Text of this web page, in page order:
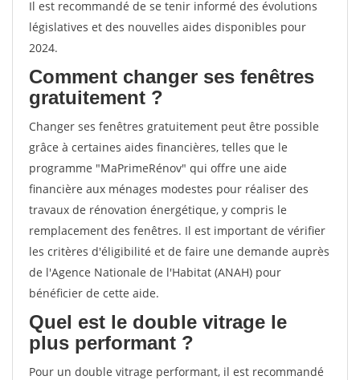
Il est recommandé de se tenir informé des évolutions
législatives et des nouvelles aides disponibles pour
2024.
Comment changer ses fenêtres
gratuitement ?
Changer ses fenêtres gratuitement peut être possible
grâce à certaines aides financières, telles que le
programme "MaPrimeRénov" qui offre une aide
financière aux ménages modestes pour réaliser des
travaux de rénovation énergétique, y compris le
remplacement des fenêtres. Il est important de vérifier
les critères d'éligibilité et de faire une demande auprès
de l'Agence Nationale de l'Habitat (ANAH) pour
bénéficier de cette aide.
Quel est le double vitrage le
plus performant ?
Pour un double vitrage performant, il est recommandé